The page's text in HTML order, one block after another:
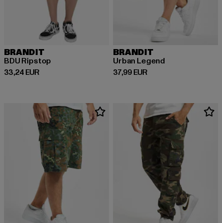
BRANDIT
BDU Ripstop
33,24 EUR
Derzeitiger Preis: 33,24 EUR
BRANDIT
Urban Legend
37,99 EUR
Derzeitiger Preis: 37,99 EUR